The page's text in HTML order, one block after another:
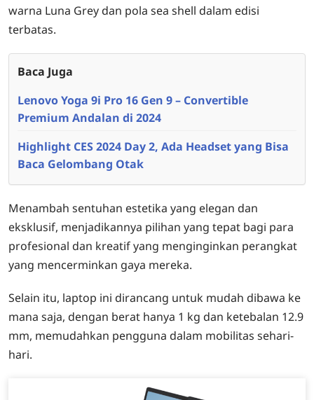
warna Luna Grey dan pola sea shell dalam edisi
terbatas.
Baca Juga
Lenovo Yoga 9i Pro 16 Gen 9 – Convertible
Premium Andalan di 2024
Highlight CES 2024 Day 2, Ada Headset yang Bisa
Baca Gelombang Otak
Menambah sentuhan estetika yang elegan dan
eksklusif, menjadikannya pilihan yang tepat bagi para
profesional dan kreatif yang menginginkan perangkat
yang mencerminkan gaya mereka.
Selain itu, laptop ini dirancang untuk mudah dibawa ke
mana saja, dengan berat hanya 1 kg dan ketebalan 12.9
mm, memudahkan pengguna dalam mobilitas sehari-
hari.